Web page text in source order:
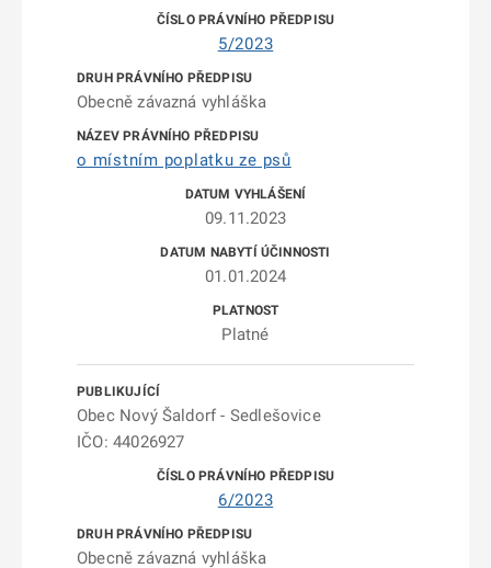
5/2023
Obecně závazná vyhláška
o místním poplatku ze psů
09.11.2023
01.01.2024
Platné
Obec Nový Šaldorf - Sedlešovice
IČO: 44026927
6/2023
Obecně závazná vyhláška